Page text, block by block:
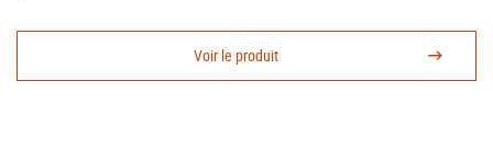
Voir le produit